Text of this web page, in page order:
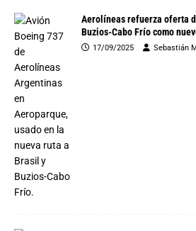
Aerolíneas refuerza oferta
Buzios-Cabo Frío como
17/09/2025 Sebastián